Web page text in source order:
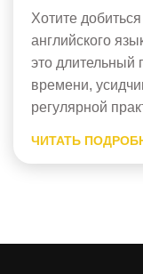
Хотите
английского
это длительный
времени,
регулярной
начинающих и
на групповых
ЧИТАТЬ